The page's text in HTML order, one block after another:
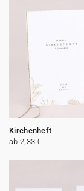
Kirchenheft
ab 2,33 €